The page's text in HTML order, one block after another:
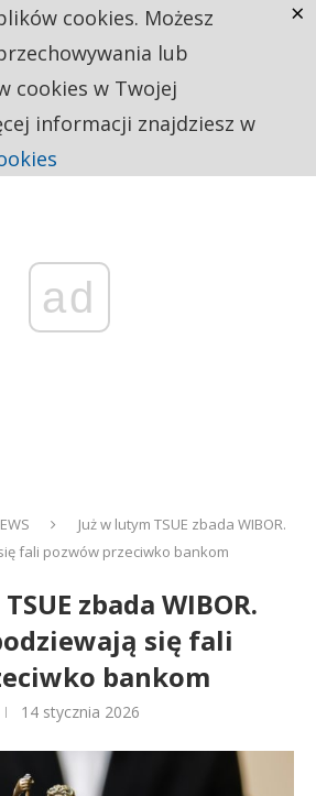
ad
Już w lutym TSUE zbada WIBOR.
fali pozwów przeciwko bankom
zbada WIBOR.
się fali
bankom
14 stycznia 2026
cookies. Możesz
lub
cookies w Twojej
informacji znajdziesz w
×